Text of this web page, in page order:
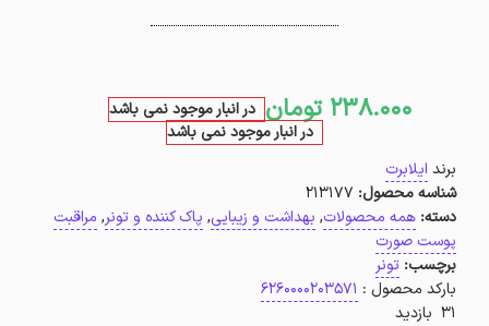
238.000 تومان در انبار موجود نمی باشد
در انبار موجود نمی باشد
برند ایلابرت
شناسه محصول: 213177
دسته: همه محصولات, بهداشت و زیبایی, پاک کننده و تونر, مراقبت
پوست صورت
برچسب: تونر
بارکد محصول : 6260000203571
31 بازدید